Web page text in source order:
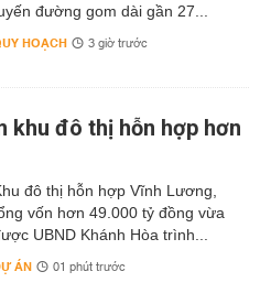
đường gom dài gần 27...
HOẠCH 3 giờ trước
khu đô thị hỗn hợp hơn
đô thị hỗn hợp Vĩnh Lương,
vốn hơn 49.000 tỷ đồng vừa
UBND Khánh Hòa trình...
ÁN 01 phút trước